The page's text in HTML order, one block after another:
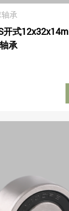
承
开式
承